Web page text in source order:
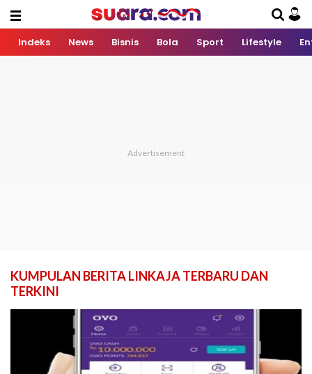
Indeks News Bisnis Bola Sport Lifestyle
KUMPULAN BERITA LINKAJA TERBARU DAN
TERKINI